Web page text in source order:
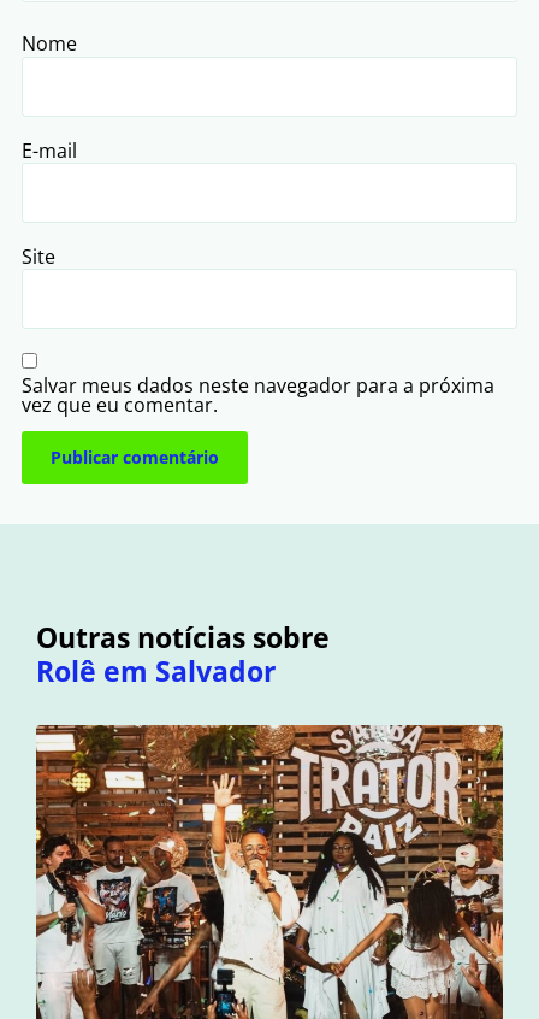
Nome
E-mail
Site
Salvar meus dados neste navegador para a próxima
vez que eu comentar.
Outras notícias sobre
Rolê em Salvador